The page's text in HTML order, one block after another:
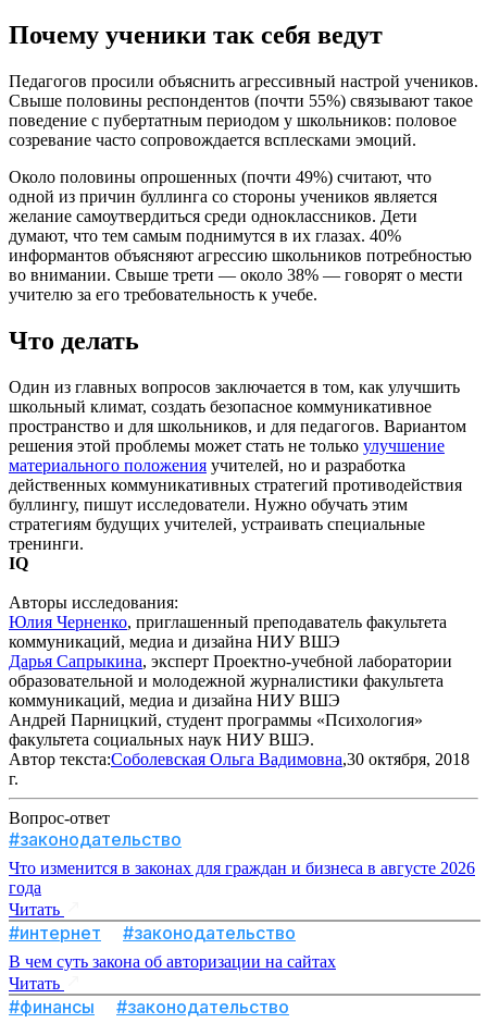
Почему ученики так себя ведут
Педагогов просили объяснить агрессивный настрой учеников.
Свыше половины респондентов (почти 55%) связывают такое
поведение с пубертатным периодом у школьников: половое
созревание часто сопровождается всплесками эмоций.
Около половины опрошенных (почти 49%) считают, что
одной из причин буллинга со стороны учеников является
желание самоутвердиться среди одноклассников. Дети
думают, что тем самым поднимутся в их глазах. 40%
информантов объясняют агрессию школьников потребностью
во внимании. Свыше трети — около 38% — говорят о мести
учителю за его требовательность к учебе.
Что делать
Один из главных вопросов заключается в том, как улучшить
школьный климат, создать безопасное коммуникативное
пространство и для школьников, и для педагогов. Вариантом
решения этой проблемы может стать не только улучшение
материального положения учителей, но и разработка
действенных коммуникативных стратегий противодействия
буллингу, пишут исследователи. Нужно обучать этим
стратегиям будущих учителей, устраивать специальные
тренинги.
IQ
Авторы исследования:
Юлия Черненко, приглашенный преподаватель факультета
коммуникаций, медиа и дизайна НИУ ВШЭ
Дарья Сапрыкина, эксперт Проектно-учебной лаборатории
образовательной и молодежной журналистики факультета
коммуникаций, медиа и дизайна НИУ ВШЭ
Андрей Парницкий, студент программы «Психология»
факультета социальных наук НИУ ВШЭ.
Автор текста:Соболевская Ольга Вадимовна,30 октября, 2018
г.
Вопрос-ответ
#законодательство
Что изменится в законах для граждан и бизнеса в августе 2026
года
Читать
#интернет #законодательство
В чем суть закона об авторизации на сайтах
Читать
#финансы #законодательство